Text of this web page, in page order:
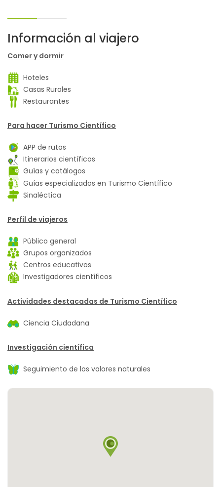
Información al viajero
Comer y dormir
Hoteles
Casas Rurales
Restaurantes
Para hacer Turismo Científico
APP de rutas
Itinerarios científicos
Guías y catálogos
Guías especializados en Turismo Científico
Sinaléctica
Perfil de viajeros
Público general
Grupos organizados
Centros educativos
Investigadores científicos
Actividades destacadas de Turismo Científico
Ciencia Ciudadana
Investigación científica
Seguimiento de los valores naturales